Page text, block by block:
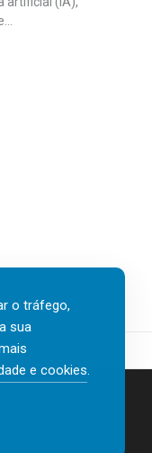
o tráfego,
sua
e cookies.